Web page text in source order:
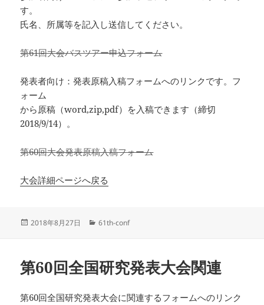
す。
氏名、所属等を記入し送信してください。
第61回大会バスツアー申込フォーム
発表者向け：発表原稿入稿フォームへのリンクです。フ
ォーム
から原稿（word,zip,pdf）を入稿できます（締切
2018/9/14）。
第60回大会発表原稿入稿フォーム
大会詳細ページへ戻る
投
2018年8月27日
カ
ー
61th-conf
第60回全国研究発表大会関連
第60回全国研究発表大会に関連するフォームへのリンク